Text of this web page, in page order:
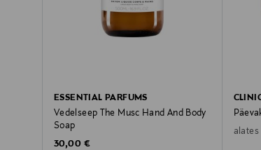
ESSENTIAL PARFUMS
Vedelseep The Musc Hand And Body
Soap
Original Price
30,00 €
alates